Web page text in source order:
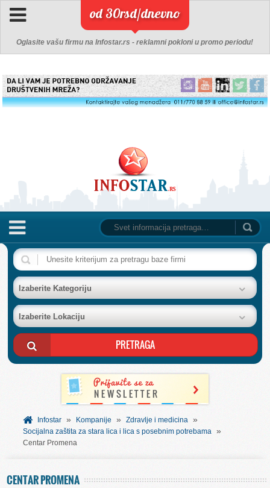
od 30rsd/dnevno
Oglasite vašu firmu na Infostar.rs - reklamni pokloni u promo periodu!
NASLOVNA
BAZA FIRMI
POSLOVNI OGLASI
AKCIJE I KATALOZI
BESPLATNI VAUČERI
SVET INFORMACIJA
Izaberite Kategoriju
Izaberite Lokaciju
Infostar » Kompanije » Zdravlje i medicina »
Socijalna zaštita za stara lica i lica s posebnim potrebama »
Centar Promena
CENTAR PROMENA